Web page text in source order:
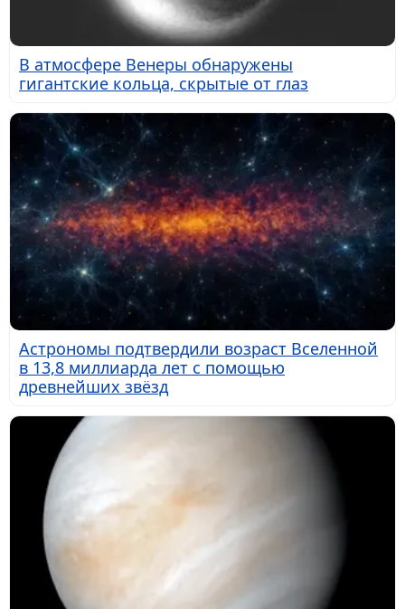
В атмосфере Венеры обнаружены
гигантские кольца, скрытые от глаз
Астрономы подтвердили возраст Вселенной
в 13,8 миллиарда лет с помощью
древнейших звёзд